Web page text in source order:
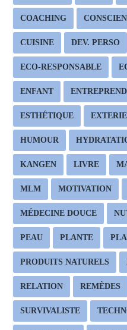
COACHING
CUISINE DEV. PERSO
ECO-RESPONSABLE
ENFANT
ESTHÉTIQUE
HUMOUR
KANGEN LIVRE
MLM MOTIVATION
MÉDECINE DOUCE
PEAU PLANTE
PRODUITS NATURELS
RELATION REMÈDES
SURVIVALISTE